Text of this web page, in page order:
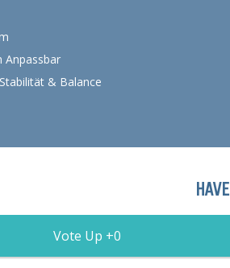
Anpassbar
& Balance
0